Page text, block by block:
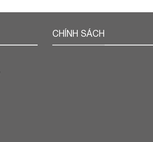
CHÍNH SÁCH